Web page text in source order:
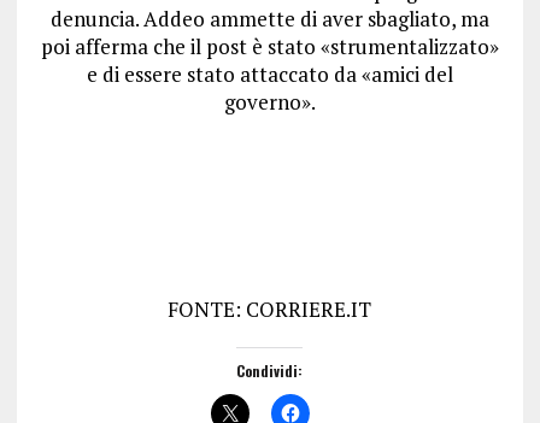
denuncia. Addeo ammette di aver sbagliato, ma
poi afferma che il post è stato «strumentalizzato»
e di essere stato attaccato da «amici del
governo».
FONTE: CORRIERE.IT
Condividi: